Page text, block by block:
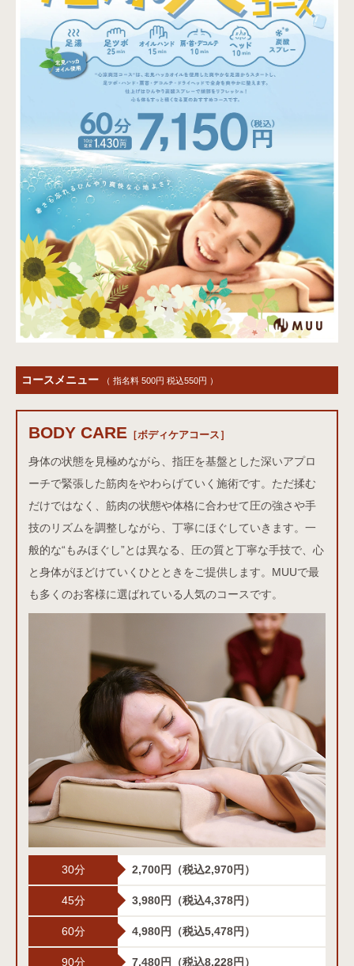
コースメニュー （ 指名料 500円 税込550円 ）
ボディケアコース
BODY CARE ［ボディケアコース］
身体の状態を見極めながら、指圧を基盤とした深いアプロ
ーチで緊張した筋肉をやわらげていく施術です。ただ揉む
だけではなく、筋肉の状態や体格に合わせて圧の強さや手
技のリズムを調整しながら、丁寧にほぐしていきます。一
般的な“もみほぐし”とは異なる、圧の質と丁寧な手技で、心
と身体がほどけていくひとときをご提供します。MUUで最
も多くのお客様に選ばれている人気のコースです。
30分 2,700円 （税込2,970円）
45分 3,980円 （税込4,378円）
60分 4,980円 （税込5,478円）
90分 7,480円 （税込8,228円）